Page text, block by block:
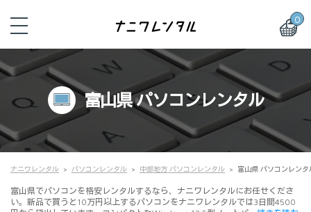
0
富山県 パソコンレンタル
ナニワレンタル パソコンレンタル 中部地方 パソコンレンタル 富山県 パソコンレンタ
富山県でパソコンを格安レンタルするなら、ナニワレンタルにお任せくださ
い。新品で買うと10万円以上するパソコンをナニワレンタルでは3日間4500